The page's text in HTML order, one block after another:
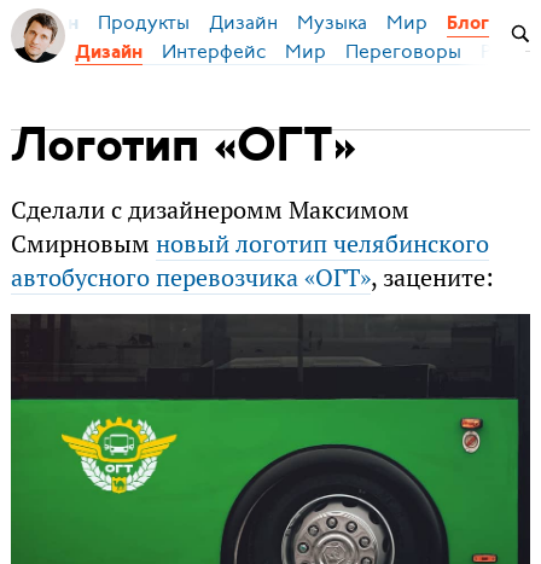
Бирман Продукты Дизайн Музыка Мир
Блог
Дизайн
Интерфейс Мир Переговоры
Логотип «ОГТ»
Сделали с дизайнеромм Максимом
Смирновым новый логотип челябинского
автобусного перевозчика «ОГТ», зацените: